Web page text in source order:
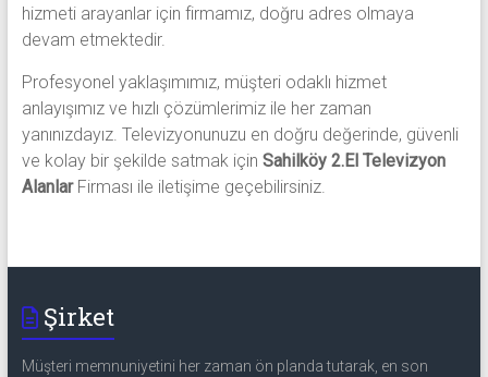
hizmeti arayanlar için firmamız, doğru adres olmaya
devam etmektedir.
Profesyonel yaklaşımımız, müşteri odaklı hizmet
anlayışımız ve hızlı çözümlerimiz ile her zaman
yanınızdayız. Televizyonunuzu en doğru değerinde, güvenli
ve kolay bir şekilde satmak için Sahilköy 2.El Televizyon
AlanlarFirması ile iletişime geçebilirsiniz.
Şirket
Müşteri memnuniyetini her zaman ön planda tutarak, en son